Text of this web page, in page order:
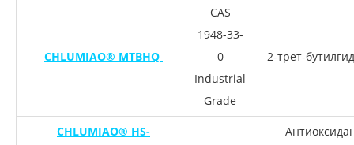
CHLUMIAO® MTBHQ
CAS
1948-33-
0
Industrial
Grade
2-трет-
CHLUMIAO® HS-